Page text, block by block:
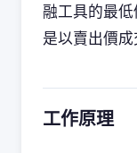
融工具的最
是以賣出價成
工作原理